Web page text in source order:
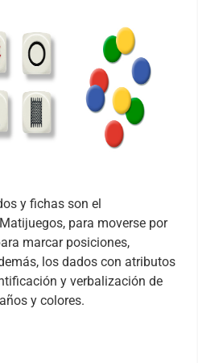
y fichas son el
para moverse por
marcar posiciones,
los dados con atributos
y verbalización de
y colores.